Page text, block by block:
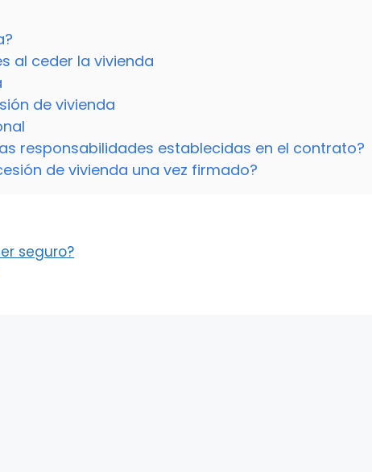
al ceder la vivienda
de vivienda
responsabilidades establecidas en el contrato?
de vivienda una vez firmado?
seguro?